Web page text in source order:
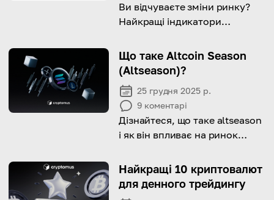
Ви відчуваєте зміни ринку?
Найкращі індикатори
допоможуть вам вчасно
увійти, вийти та отримати
прибуток.
Що таке Altcoin Season
(Altseason)?
25 грудня 2025 р.
9 коментарі
Дізнайтеся, що таке altseason
і як він впливає на ринок
Найкращі 10 криптовалют
для денного трейдингу